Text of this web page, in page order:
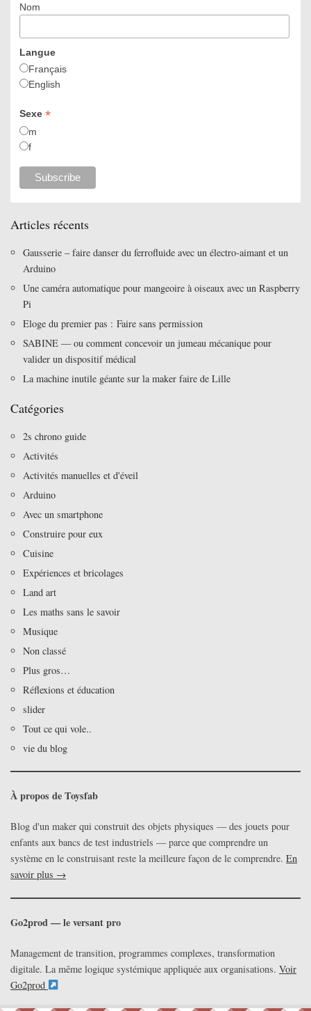
Nom
Langue
Français
English
Sexe *
m
f
Articles récents
Gausserie – faire danser du ferrofluide avec un électro-aimant et un
Arduino
Une caméra automatique pour mangeoire à oiseaux avec un Raspberry
Pi
Eloge du premier pas : Faire sans permission
SABINE — ou comment concevoir un jumeau mécanique pour
valider un dispositif médical
La machine inutile géante sur la maker faire de Lille
Catégories
2s chrono guide
Activités
Activités manuelles et d'éveil
Arduino
Avec un smartphone
Construire pour eux
Cuisine
Expériences et bricolages
Land art
Les maths sans le savoir
Musique
Non classé
Plus gros…
Réflexions et éducation
slider
Tout ce qui vole..
vie du blog
À propos de Toysfab
Blog d'un maker qui construit des objets physiques — des jouets pour
enfants aux bancs de test industriels — parce que comprendre un
système en le construisant reste la meilleure façon de le comprendre. En
savoir plus →
Go2prod — le versant pro
Management de transition, programmes complexes, transformation
digitale. La même logique systémique appliquée aux organisations. Voir
Go2prod